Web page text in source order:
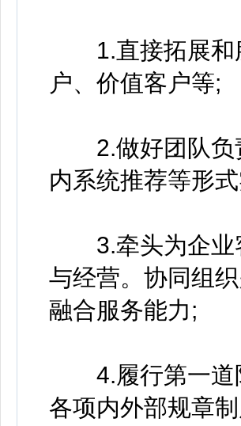
1.直接拓展和
户、价值客户等;
2.做好团队负
内系统推荐等形
3.牵头为企业
与经营。协同组
融合服务能力;
4.履行第一道
各项内外部规章